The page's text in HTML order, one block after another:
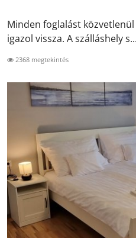
Minden foglalást
igazol vissza. A szálláshely s...
2368 megtekintés